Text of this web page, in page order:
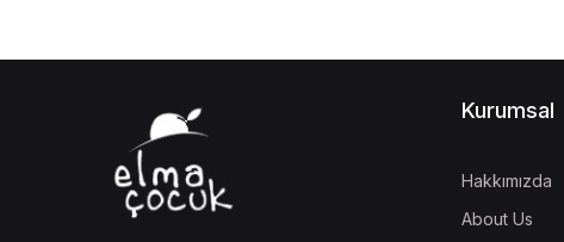
Kurumsal
Hakkımızda
About Us